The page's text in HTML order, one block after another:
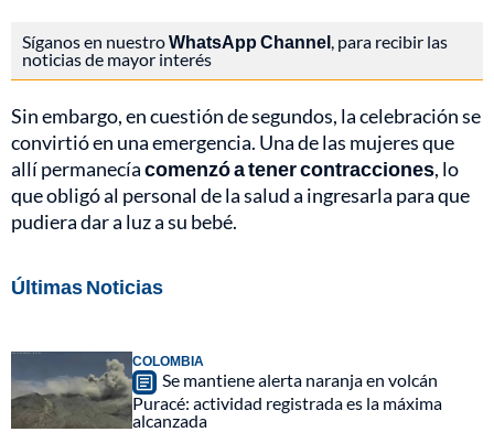
Síganos en nuestroWhatsApp Channel , para recibir las
noticias de mayor interés
Sin embargo, en cuestión de segundos, la celebración se
convirtió en una emergencia. Una de las mujeres que
allí permanecíacomenzó a tener contracciones, lo
que obligó al personal de la salud a ingresarla para que
pudiera dar a luz a su bebé.
Últimas Noticias
COLOMBIA
Se mantiene alerta naranja en volcán
Puracé: actividad registrada es la máxima
alcanzada